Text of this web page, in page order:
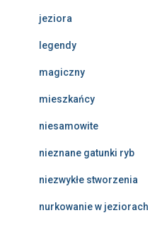
jeziora
legendy
magiczny
mieszkańcy
niesamowite
nieznane gatunki ryb
niezwykłe stworzenia
nurkowanie w jeziorach